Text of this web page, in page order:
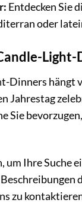
Entdecken Sie
oder
Dinners hängt
Jahrestag
Sie
Ihre Suche
zu